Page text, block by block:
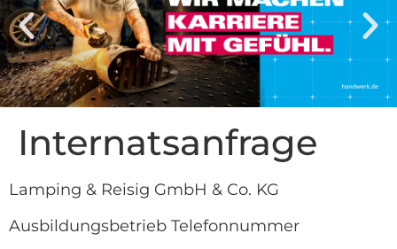
Internatsanfrage
Lamping & Reisig GmbH & Co. KG
Ausbildungsbetrieb Telefonnummer